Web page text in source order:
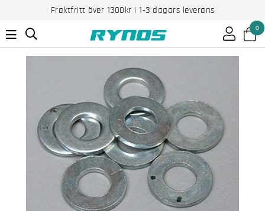
Fraktfritt över 1300kr | 1-3 dagars leverans
0